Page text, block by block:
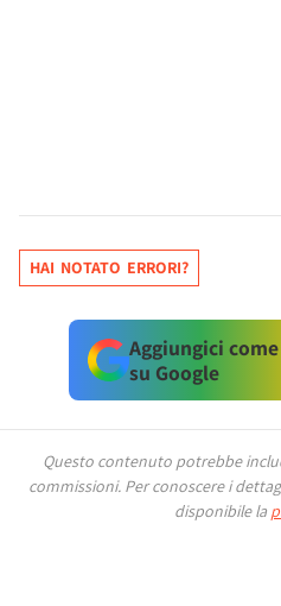
HAI NOTATO ERRORI?
Aggiungici
su Google
Questo contenuto potrebbe
commissioni. Per conoscere i
disponibile la